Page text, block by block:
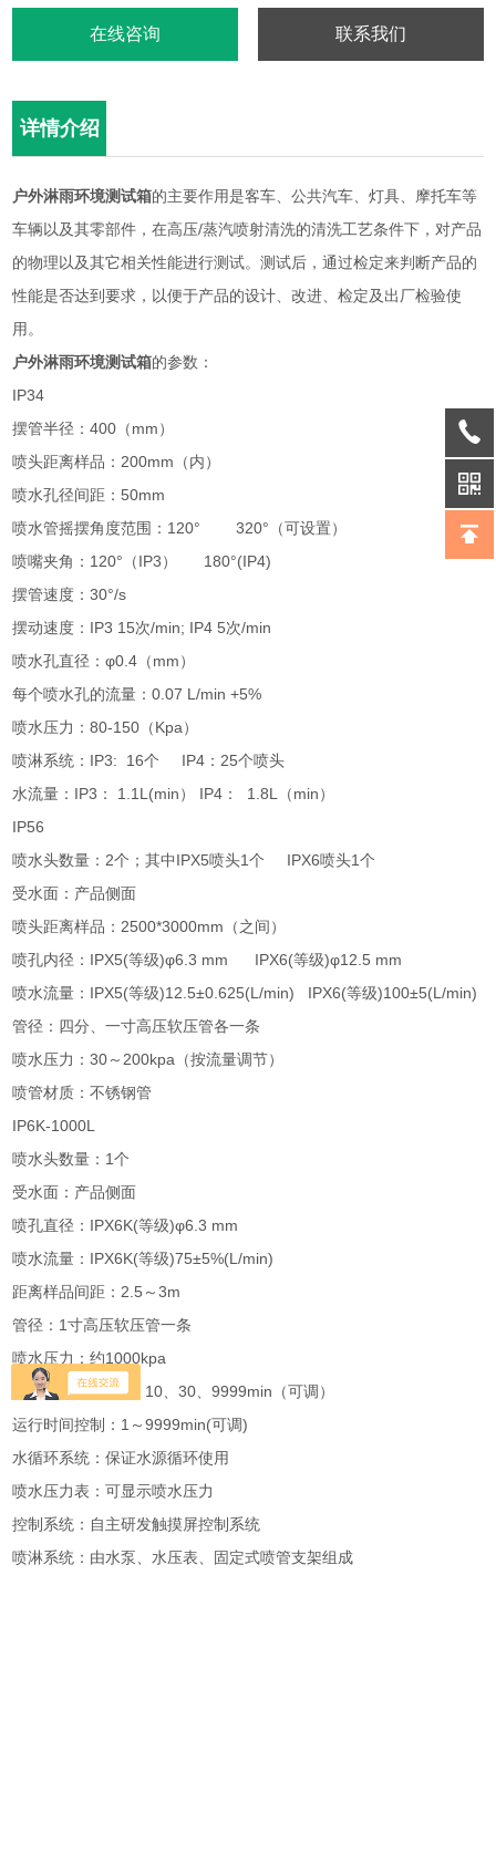
在线咨询 联系我们
详情介绍
户外淋雨环境测试箱的主要作用是客车、公共汽车、灯具、摩托车等
车辆以及其零部件，在高压/蒸汽喷射清洗的清洗工艺条件下，对产品
的物理以及其它相关性能进行测试。测试后，通过检定来判断产品的
性能是否达到要求，以便于产品的设计、改进、检定及出厂检验使
用。
户外淋雨环境测试箱的参数：
IP34
摆管半径：400（mm）
喷头距离样品：200mm（内）
喷水孔径间距：50mm
喷水管摇摆角度范围：120° 320°（可设置）
喷嘴夹角：120°（IP3） 180°(IP4)
摆管速度：30°/s
摆动速度：IP3 15次/min; IP4 5次/min
喷水孔直径：φ0.4（mm）
每个喷水孔的流量：0.07 L/min +5%
喷水压力：80-150（Kpa）
喷淋系统：IP3: 16个 IP4：25个喷头
水流量：IP3： 1.1L(min） IP4： 1.8L（min）
IP56
喷水头数量：2个；其中IPX5喷头1个 IPX6喷头1个
受水面：产品侧面
喷头距离样品：2500*3000mm（之间）
喷孔内径：IPX5(等级)φ6.3 mm IPX6(等级)φ12.5 mm
喷水流量：IPX5(等级)12.5±0.625(L/min) IPX6(等级)100±5(L/min)
管径：四分、一寸高压软压管各一条
喷水压力：30～200kpa（按流量调节）
喷管材质：不锈钢管
IP6K-1000L
喷水头数量：1个
受水面：产品侧面
喷孔直径：IPX6K(等级)φ6.3 mm
喷水流量：IPX6K(等级)75±5%(L/min)
距离样品间距：2.5～3m
管径：1寸高压软压管一条
喷水压力：约1000kpa
喷水持续时间：3、10、30、9999min（可调）
运行时间控制：1～9999min(可调)
水循环系统：保证水源循环使用
喷水压力表：可显示喷水压力
控制系统：自主研发触摸屏控制系统
喷淋系统：由水泵、水压表、固定式喷管支架组成